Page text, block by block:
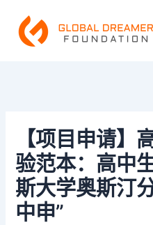
【项目申请】
验范本：高中
斯大学奥斯汀
中申”